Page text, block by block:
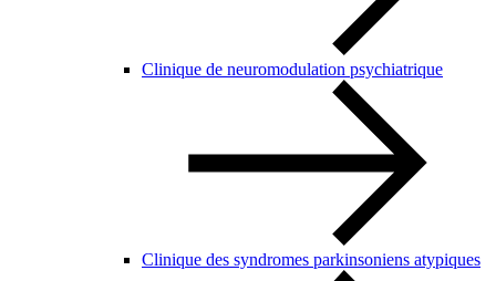
Clinique de neuromodulation psychiatrique
Clinique des syndromes parkinsoniens atypiques